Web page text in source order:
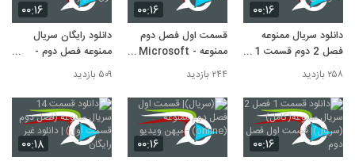
۰۰:۱۶
دانلود سریال ممنوعه
فصل 2 دوم قسمت 1
اول - دوستی ها.
۲۵۸ بازدید
۰۰:۱۶
قسمت اول فصل دوم
ممنوعه - Microsoft
Forms
۲۴۴ بازدید
۰۰:۱۶
دانلود رایگان سریال
ممنوعه فصل دوم -
قسمت اول - آپارات
۵۰۹ بازدید
۰۰:۱۶ ۰۰:۱۶ ۰۰:۱۸